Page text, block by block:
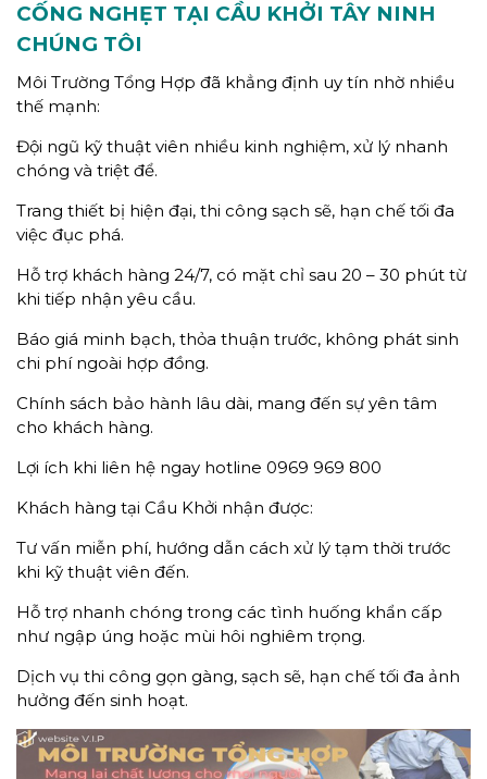
CỐNG NGHẸT TẠI CẦU KHỞI TÂY NINH
CHÚNG TÔI
Môi Trường Tổng Hợp đã khẳng định uy tín nhờ nhiều
thế mạnh:
Đội ngũ kỹ thuật viên nhiều kinh nghiệm, xử lý nhanh
chóng và triệt để.
Trang thiết bị hiện đại, thi công sạch sẽ, hạn chế tối đa
việc đục phá.
Hỗ trợ khách hàng 24/7, có mặt chỉ sau 20 – 30 phút từ
khi tiếp nhận yêu cầu.
Báo giá minh bạch, thỏa thuận trước, không phát sinh
chi phí ngoài hợp đồng.
Chính sách bảo hành lâu dài, mang đến sự yên tâm
cho khách hàng.
Lợi ích khi liên hệ ngay hotline 0969 969 800
Khách hàng tại Cầu Khởi nhận được:
Tư vấn miễn phí, hướng dẫn cách xử lý tạm thời trước
khi kỹ thuật viên đến.
Hỗ trợ nhanh chóng trong các tình huống khẩn cấp
như ngập úng hoặc mùi hôi nghiêm trọng.
Dịch vụ thi công gọn gàng, sạch sẽ, hạn chế tối đa ảnh
hưởng đến sinh hoạt.